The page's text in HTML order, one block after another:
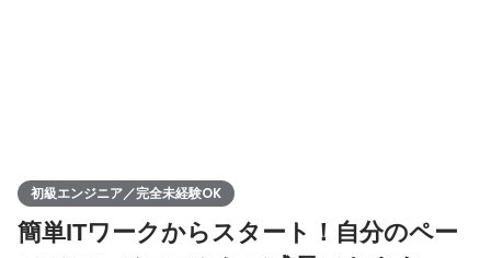
初級エンジニア／完全未経験OK
簡単ITワークからスタート！自分のペー